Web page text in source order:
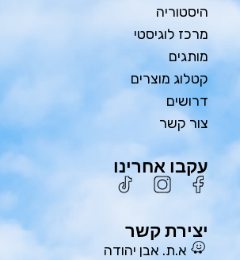
היסטוריה
מרכז לוגיסטי
מותגים
קטלוג מוצרים
דרושים
צור קשר
עקבו אחרינו
יצירת קשר
א.ת. אבן יהודה